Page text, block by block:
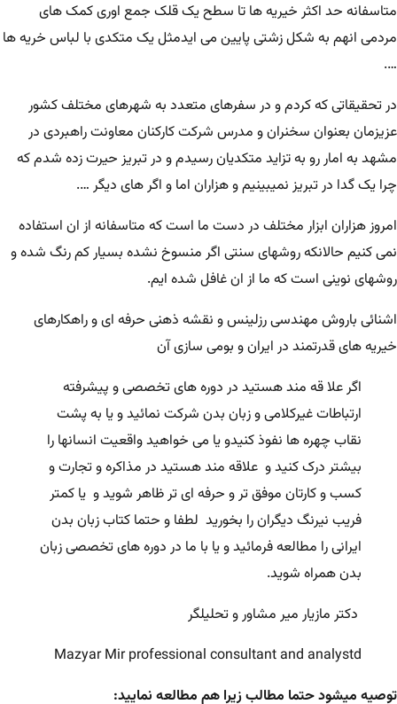
متاسفانه حد اکثر خیریه ها تا سطح یک قلک جمع اوری کمک های
مردمی انهم به شکل زشتی پایین می ایدمثل یک متکدی با لباس خریه ها
….
در تحقیقاتی که کردم و در سفرهای متعدد به شهرهای مختلف کشور
عزیزمان بعنوان سخنران و مدرس شرکت کارکنان معاونت راهبردی در
مشهد به امار رو به تزاید متکدیان رسیدم و در تبریز حیرت زده شدم که
چرا یک گدا در تبریز نمیبینیم و هزاران اما و اگر های دیگر ….
امروز هزاران ابزار مختلف در دست ما است که متاسفانه از ان استفاده
نمی کنیم حالانکه روشهای سنتی اگر منسوخ نشده بسیار کم رنگ شده و
روشهای نوینی است که ما از ان غافل شده ایم.
اشنائی باروش مهندسی رزلینس و نقشه ذهنی حرفه ای و راهکارهای
خیریه های قدرتمند در ایران و بومی سازی آن
اگر علا قه مند هستید در دوره های تخصصی و پیشرفته
ارتباطات غیرکلامی و زبان بدن شرکت نمائید و یا به پشت
نقاب چهره ها نفوذ کنیدو یا می خواهید واقعیت انسانها را
بیشتر درک کنید و علاقه مند هستید در مذاکره و تجارت و
کسب و کارتان موفق تر و حرفه ای تر ظاهر شوید و یا کمتر
فریب نیرنگ دیگران را بخورید لطفا و حتما کتاب زبان بدن
ایرانی را مطالعه فرمائید و یا با ما در دوره های تخصصی زبان
بدن همراه شوید.
دکتر مازیار میر مشاور و تحلیلگر
Mazyar Mir professional consultant and analystd
توصیه میشود حتما مطالب زیرا هم مطالعه نمایید: